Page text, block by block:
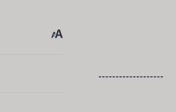
-------------------